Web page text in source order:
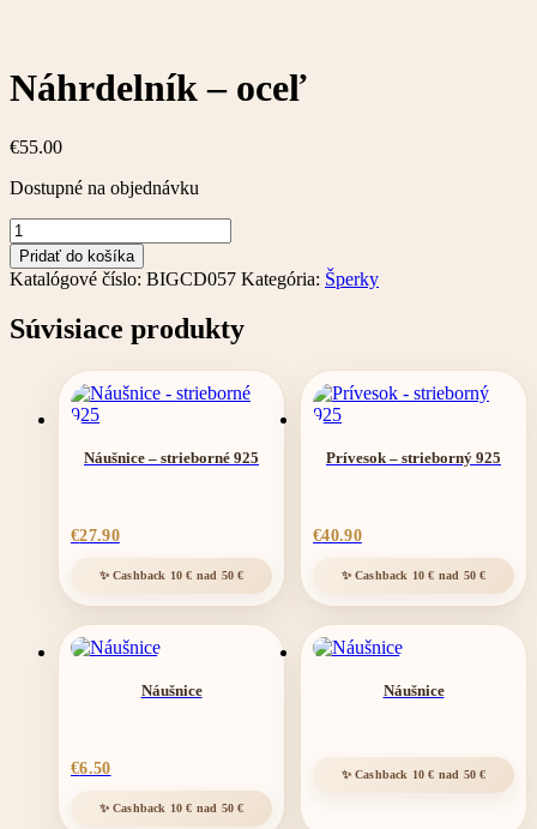
Náhrdelník – oceľ
€55.00
Dostupné na objednávku
množstvo
Náhrdelník
-
oceľ
Pridať do košíka
Katalógové číslo: BIGCD057 Kategória: Šperky
Súvisiace produkty
Náušnice – strieborné 925
€27.90
Prívesok – strieborný 925
€40.90
Náušnice
€6.50
Náušnice